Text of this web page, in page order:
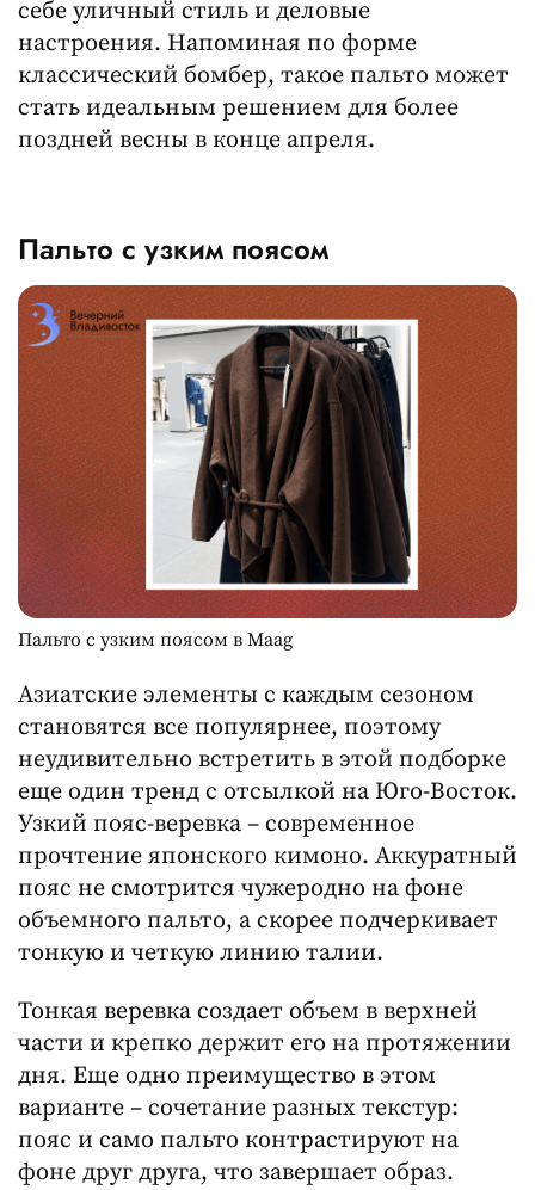
себе уличный стиль и деловые
настроения. Напоминая по форме
классический бомбер, такое пальто может
стать идеальным решением для более
поздней весны в конце апреля.
Пальто с узким поясом
Пальто с узким поясом в Maag
Азиатские элементы с каждым сезоном
становятся все популярнее, поэтому
неудивительно встретить в этой подборке
еще один тренд с отсылкой на Юго-Восток.
Узкий пояс-веревка – современное
прочтение японского кимоно. Аккуратный
пояс не смотрится чужеродно на фоне
объемного пальто, а скорее подчеркивает
тонкую и четкую линию талии.
Тонкая веревка создает объем в верхней
части и крепко держит его на протяжении
дня. Еще одно преимущество в этом
варианте – сочетание разных текстур:
пояс и само пальто контрастируют на
фоне друг друга, что завершает образ.